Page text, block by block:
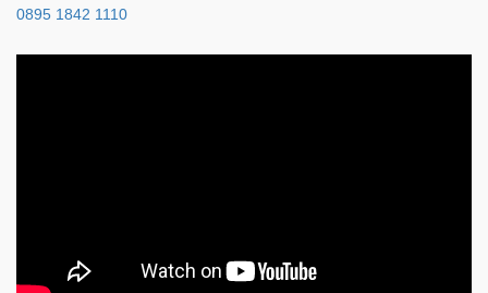
0895 1842 1110